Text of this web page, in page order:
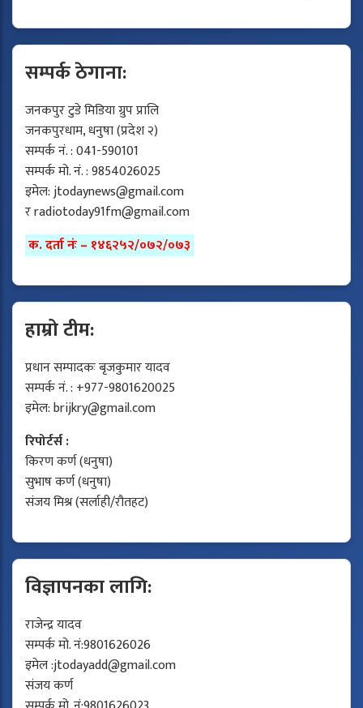
सम्पर्क ठेगाना:
जनकपुर टुडे मिडिया ग्रुप प्रालि
जनकपुरधाम, धनुषा (प्रदेश २)
सम्पर्क नं. : 041-590101
सम्पर्क मो. नं. : 9854026025
इमेल:jtodaynews@gmail.com
रradiotoday91fm@gmail.com
क. दर्ता नंः – १४६२५२/०७२/०७३
हाम्रो टीम:
प्रधान सम्पादकः बृजकुमार यादव
सम्पर्क नं. : +977-9801620025
इमेल:brijkry@gmail.com
रिपोर्टर्स :
किरण कर्ण (धनुषा)
सुभाष कर्ण (धनुषा)
संजय मिश्र (सर्लाही/रौतहट)
विज्ञापनका लागि:
राजेन्द्र यादव
सम्पर्क मो. नं:9801626026
इमेल :jtodayadd@gmail.com
संजय कर्ण